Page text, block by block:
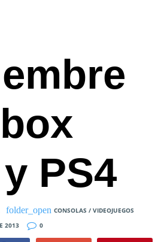
PS4
CONSOLAS / VIDEOJUEGOS
2013
0